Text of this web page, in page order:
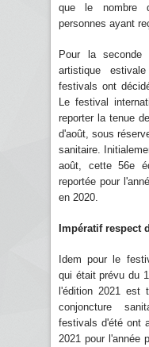
que le nombre
personnes ayant
Pour la seconde
artistique
festivals ont
Le festival
reporter la tenue
d'août, sous
sanitaire.
août, cette 56e
reportée pour
en 2020.
Impératif respect
Idem pour le
qui était prévu du
l'édition 2021 est
conjoncture
festivals d'été ont
2021 pour l'année